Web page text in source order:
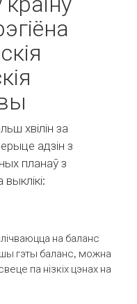
хвілін за
адзін з
планаў з
выклікі:
на баланс
гэты баланс, можна
па нізкіх цэнах на